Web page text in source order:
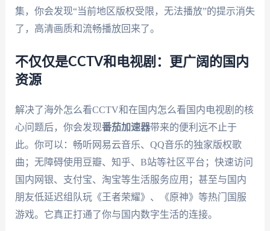
集，你会发现“当前地区版权受限，无法播放”的提示消失
了，高清画质和流畅播放回来了。
不仅仅是CCTV和电视剧：更广阔的国内
资源
解决了海外怎么看CCTV和在国内怎么看国内电视剧的核
心问题后，你会发现番茄加速器带来的便利远不止于
此。你可以：畅听网易云音乐、QQ音乐的独家版权歌
曲；无障碍使用豆瓣、知乎、B站等社区平台；快速访问
国内网银、支付宝、淘宝等生活服务应用；甚至与国内
朋友低延迟组队玩《王者荣耀》、《原神》等热门国服
游戏。它真正打通了你与国内数字生活的连接。